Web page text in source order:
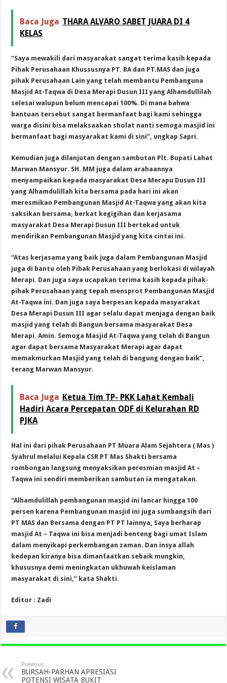
Baca Juga THARA ALVARO SABET JUARA DI 4
KELAS
“Saya mewakili dari masyarakat sangat terima kasih kepada
Pihak Perusahaan Khussusnya PT. BA dan PT.MAS dan juga
pihak Perusahaan Lain yang telah membantu Pembanguna
Masjid At-Taqwa di Desa Merapi Dusun III yang Alhamdullilah
selesai walupun belum mencapai 100%. Di mana bahwa
bantuan tersebut sangat bermanfaat bagi kami sehingga
warga disini bisa melaksaakan sholat nanti semoga masjid ini
bermanfaat bagi masyarakat kami di sini”, ungkap Sapri.
Kemudian juga dilanjutan dengan sambutan Plt. Bupati Lahat
Marwan Mansyur. SH. MM juga dalam arahaannya
menyampaikan kepada masyarakat Desa Merapu Dusun III
yang Alhamdulillah kita bersama pada hari ini akan
meresmikan Pembangunan Masjid At-Taqwa yang akan kita
saksikan bersama, berkat kegigihan dan kerjasama
masyarakat Desa Merapi Dusun III bertekad untuk
mendirikan Pembangunan Masjid yang kita cintai ini.
“Atas kerjasama yang baik juga dalam Pembangunan Masjid
juga di bantu oleh Pihak Perusahaan yang berlokasi di wilayah
Merapi. Dan juga saya ucapakan terima kasih kepada pihak-
pihak Perusahaan yang tepah mensprot Pembangunan Masjid
At-Taqwa ini. Dan juga saya berpesan kepada masyarakat
Desa Merapi Dusun III agar selalu dapat menjaga dengan baik
masjid yang telah di Bangun bersama masyarakat Desa
Merapi. Amin. Semoga Masjid At-Taqwa yang telah di Bangun
agar dapat bersama Masyarakat Merapi agar dapat
memakmurkan Masjid yang telah di bangung dengan baik”,
terang Marwan Mansyur.
Baca Juga Ketua Tim TP- PKK Lahat Kembali
Hadiri Acara Percepatan ODF di Kelurahan RD
PJKA
Hal ini dari pihak Perusahaan PT Muara Alam Sejahtera ( Mas )
Syahrul melalui Kepala CSR PT Mas Shakti bersama
rombongan langsung menyaksikan peresmian masjid At –
Taqwa ini sendiri memberikan sambutan ia mengatakan.
“Alhamdulillah pembangunan masjid ini lancar hingga 100
persen karena Pembangunan masjid ini juga sumbangsih dari
PT MAS dan Bersama dengan PT PT lainnya, Saya berharap
masjid At – Taqwa ini bisa menjadi benteng bagi umat Islam
dalam menyikapi perkembangan zaman. Dan insya allah
kedepan kiranya bisa dimanfaatkan sebaik mungkin,
khususnya demi meningkatan ukhuwah keislaman
masyarakat di sini,” kata Shakti.
Editor : Zadi
Previous
BURSAH-PARHAN APRESIASI
POTENSI WISATA BUKIT